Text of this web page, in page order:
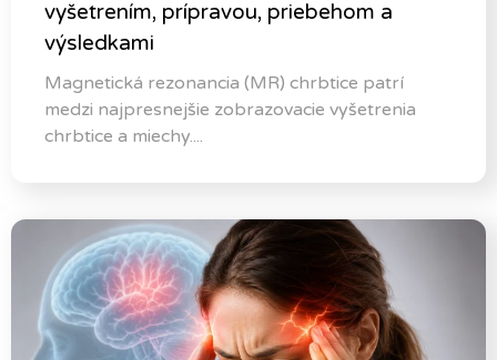
vyšetrením, prípravou, priebehom a
výsledkami
Magnetická rezonancia (MR) chrbtice patrí
medzi najpresnejšie zobrazovacie vyšetrenia
chrbtice a miechy....